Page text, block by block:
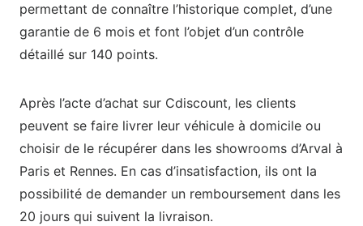
permettant de connaître l’historique complet, d’une
garantie de 6 mois et font l’objet d’un contrôle
détaillé sur 140 points.
Après l’acte d’achat sur Cdiscount, les clients
peuvent se faire livrer leur véhicule à domicile ou
choisir de le récupérer dans les showrooms d’Arval à
Paris et Rennes. En cas d’insatisfaction, ils ont la
possibilité de demander un remboursement dans les
20 jours qui suivent la livraison.